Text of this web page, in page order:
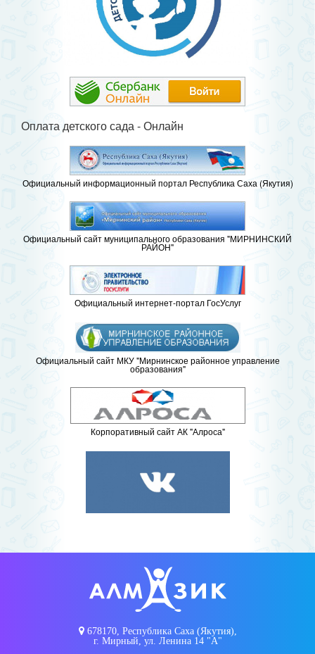
Оплата детского сада - Онлайн
Официальный информационный портал Республика Саха (Якутия)
Официальный сайт муниципального образования "МИРНИНСКИЙ
РАЙОН"
Официальный интернет-портал ГосУслуг
Официальный сайт МКУ "Мирнинское районное управление
образования"
Корпоративный сайт АК "Алроса"
678170, Республика Саха (Якутия),
г. Мирный, ул. Ленина 14 "А"